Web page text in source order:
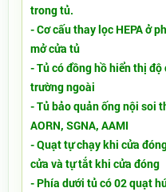
trong tủ.
- Cơ cấu thay lọc HEPA ở
mở cửa tủ
- Tủ có đồng hồ hiển thị
trường ngoài
- Tủ bảo quản ống nội soi
AORN, SGNA, AAMI
- Quạt tự chạy khi cửa
cửa và tự tắt khi cửa đóng
- Phía dưới tủ có 02 quạt